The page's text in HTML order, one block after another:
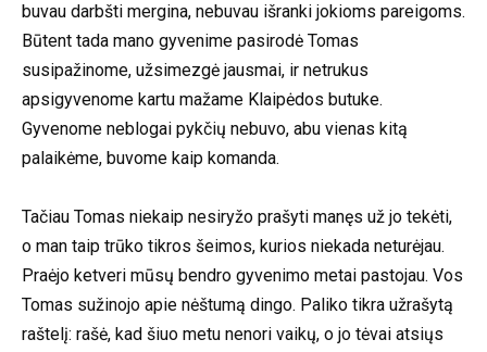
buvau darbšti mergina, nebuvau išranki jokioms pareigoms.
Būtent tada mano gyvenime pasirodė Tomas
susipažinome, užsimezgė jausmai, ir netrukus
apsigyvenome kartu mažame Klaipėdos butuke.
Gyvenome neblogai pykčių nebuvo, abu vienas kitą
palaikėme, buvome kaip komanda.
Tačiau Tomas niekaip nesiryžo prašyti manęs už jo tekėti,
o man taip trūko tikros šeimos, kurios niekada neturėjau.
Praėjo ketveri mūsų bendro gyvenimo metai pastojau. Vos
Tomas sužinojo apie nėštumą dingo. Paliko tikra užrašytą
raštelį: rašė, kad šiuo metu nenori vaikų, o jo tėvai atsiųs